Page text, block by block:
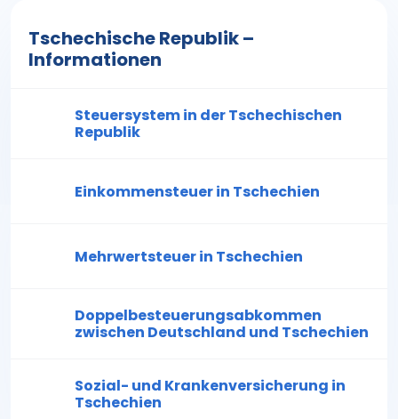
Tschechische Republik –
Informationen
Steuersystem in der Tschechischen
Republik
Einkommensteuer in Tschechien
Mehrwertsteuer in Tschechien
Doppelbesteuerungsabkommen
zwischen Deutschland und Tschechien
Sozial- und Krankenversicherung in
Tschechien